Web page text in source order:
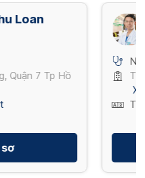
Loan
Quận 7 Tp Hồ
sơ